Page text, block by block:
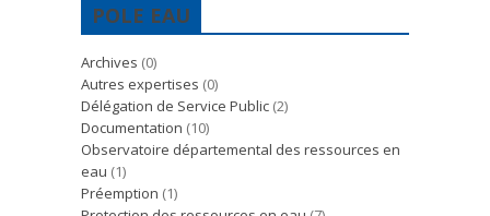
POLE EAU
Archives (0)
Autres expertises (0)
Délégation de Service Public (2)
Documentation (10)
Observatoire départemental des ressources en
eau (1)
Préemption (1)